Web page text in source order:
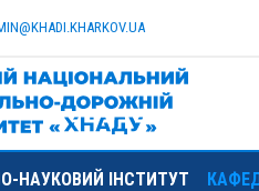
KHADI.KHARKOV.UA
НАУКОВИЙ ІНСТИТУТ